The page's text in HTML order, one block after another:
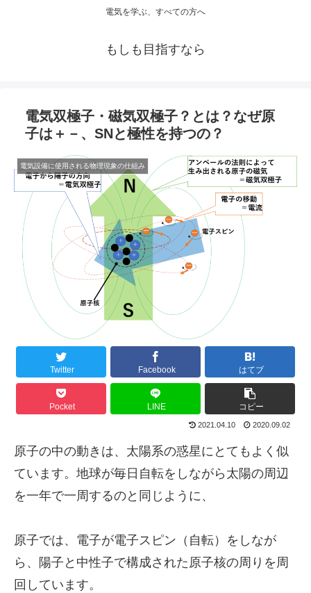
電気を学ぶ、すべての方へ
もしも目指すなら
電気双極子・磁気双極子？とは？なぜ原
子は＋－、SNと極性を持つの？
電気設備に使用される物理現象の仕組み
Twitter Facebook はてブ
Pocket LINE コピー
2021.04.10 2020.09.02
原子の中の動きは、太陽系の惑星にとてもよく似
ています。地球が毎日自転をしながら太陽の周辺
を一年で一周するのと同じように、
原子では、電子が電子スピン（自転）をしなが
ら、陽子と中性子で構成された原子核の周りを周
回しています。